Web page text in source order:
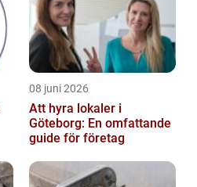
08 juni 2026
Att hyra lokaler i
Göteborg: En omfattande
guide för företag